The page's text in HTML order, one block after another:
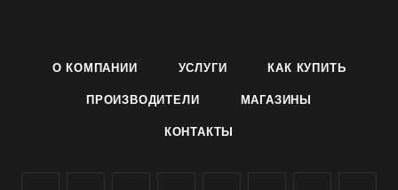
(профилактическими), так и лечебными свойствами. Этот
климатических условиях - от засушливых до тропических.
О КОМПАНИИ УСЛУГИ КАК КУПИТЬ
ПРОИЗВОДИТЕЛИ МАГАЗИНЫ
КОНТАКТЫ